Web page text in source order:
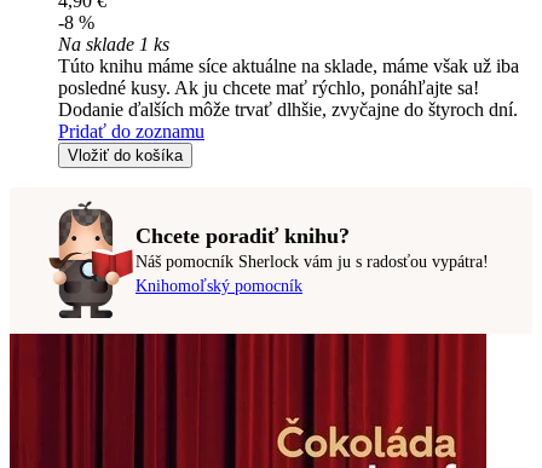
-8 %
Na sklade 1 ks
Túto knihu máme síce aktuálne na sklade, máme však už iba
posledné kusy. Ak ju chcete mať rýchlo, ponáhľajte sa!
Dodanie ďalších môže trvať dlhšie, zvyčajne do štyroch dní.
Pridať do zoznamu
Vložiť do košíka
Chcete poradiť knihu?
Náš pomocník Sherlock vám ju s radosťou vypátra!
Knihomoľský pomocník